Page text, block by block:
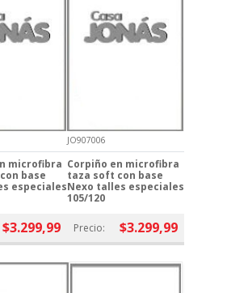
microfibra
base
especiales
$3.299,99
JO907006
Corpiño en microfibra
taza soft con base
Nexo talles especiales
105/120
Precio: $3.299,99